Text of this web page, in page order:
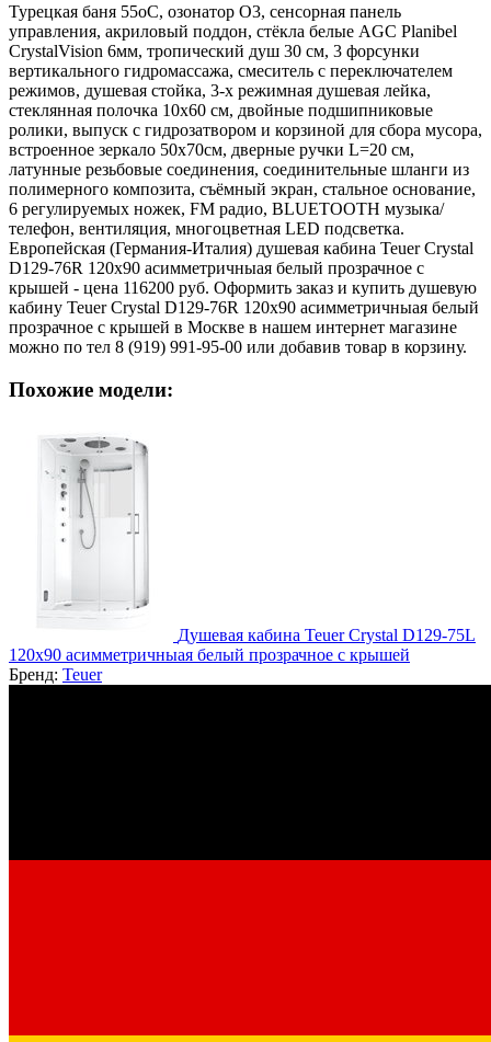
Турецкая баня 55оС, озонатор О3, сенсорная панель
управления, акриловый поддон, стёкла белые AGC Planibel
CrystalVision 6мм, тропический душ 30 см, 3 форсунки
вертикального гидромассажа, смеситель с переключателем
режимов, душевая стойка, 3-х режимная душевая лейка,
стеклянная полочка 10х60 см, двойные подшипниковые
ролики, выпуск с гидрозатвором и корзиной для сбора мусора,
встроенное зеркало 50х70см, дверные ручки L=20 см,
латунные резьбовые соединения, соединительные шланги из
полимерного композита, съёмный экран, стальное основание,
6 регулируемых ножек, FM радио, BLUETOOTH музыка/
телефон, вентиляция, многоцветная LED подсветка.
Европейская (Германия-Италия) душевая кабина Teuer Crystal
D129-76R 120х90 асимметричныая белый прозрачное с
крышей - цена 116200 руб. Оформить заказ и купить душевую
кабину Teuer Crystal D129-76R 120х90 асимметричныая белый
прозрачное с крышей в Москве в нашем интернет магазине
можно по тел 8 (919) 991-95-00 или добавив товар в корзину.
Похожие модели:
Душевая кабина Teuer Crystal D129-75L
120х90 асимметричныая белый прозрачное с крышей
Бренд: Teuer